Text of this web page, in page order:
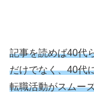
記事を読めば40代
だけでなく、40代
転職活動がスムー